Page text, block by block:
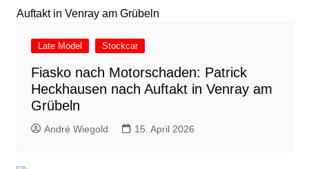
Late Model Stockcar
Fiasko nach Motorschaden: Patrick
Heckhausen nach Auftakt in Venray am
Grübeln
André Wiegold 15. April 2026